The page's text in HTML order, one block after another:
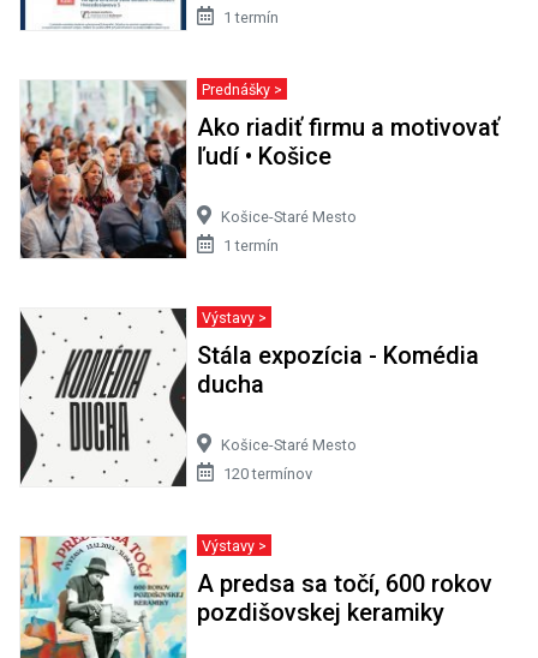
1 termín
Prednášky >
Ako riadiť firmu a motivovať
ľudí • Košice
Košice-Staré Mesto
1 termín
Výstavy >
Stála expozícia - Komédia
ducha
Košice-Staré Mesto
120 termínov
Výstavy >
A predsa sa točí, 600 rokov
pozdišovskej keramiky